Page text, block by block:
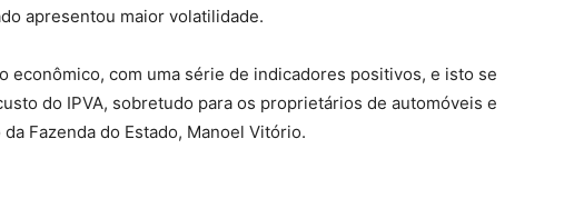
apresentou maior volatilidade.
econômico, com uma série de indicadores positivos, e isto se
do IPVA, sobretudo para os proprietários de automóveis e
Fazenda do Estado, Manoel Vitório.